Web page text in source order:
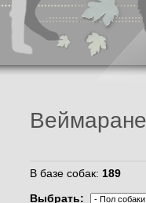
В базе собак: 189
Выбрать: